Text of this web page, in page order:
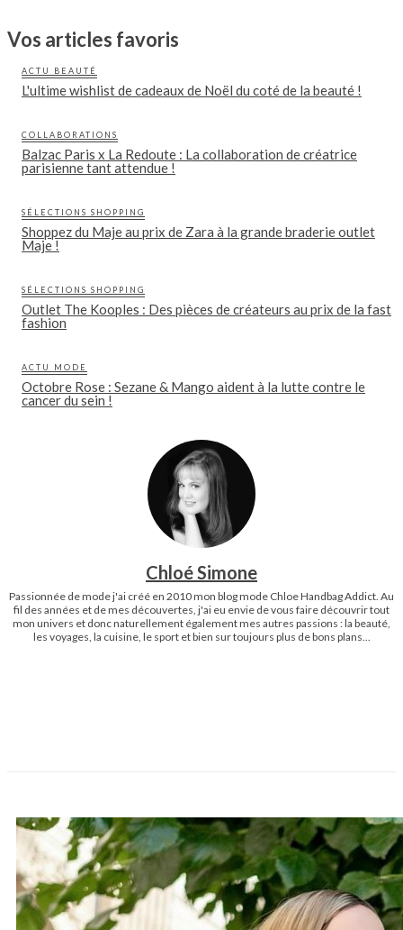
Vos articles favoris
ACTU BEAUTÉ
L'ultime wishlist de cadeaux de Noël du coté de la beauté !
COLLABORATIONS
Balzac Paris x La Redoute : La collaboration de créatrice
parisienne tant attendue !
SÉLECTIONS SHOPPING
Shoppez du Maje au prix de Zara à la grande braderie outlet
Maje !
SÉLECTIONS SHOPPING
Outlet The Kooples : Des pièces de créateurs au prix de la fast
fashion
ACTU MODE
Octobre Rose : Sezane & Mango aident à la lutte contre le
cancer du sein !
Chloé Simone
Passionnée de mode j'ai créé en 2010 mon blog mode Chloe Handbag Addict. Au
fil des années et de mes découvertes, j'ai eu envie de vous faire découvrir tout
mon univers et donc naturellement également mes autres passions : la beauté,
les voyages, la cuisine, le sport et bien sur toujours plus de bons plans...